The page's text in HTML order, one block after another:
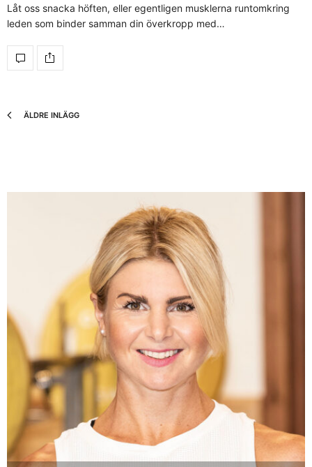
Låt oss snacka höften, eller egentligen musklerna runtomkring
leden som binder samman din överkropp med…
ÄLDRE INLÄGG